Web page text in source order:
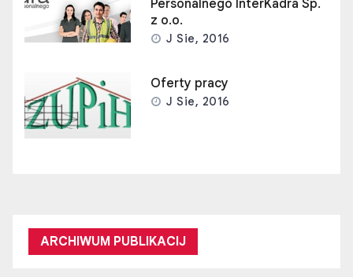
Personalnego InterKadra Sp.
z o.o.
J Sie, 2016
Oferty pracy
J Sie, 2016
ARCHIWUM PUBLIKACIJ